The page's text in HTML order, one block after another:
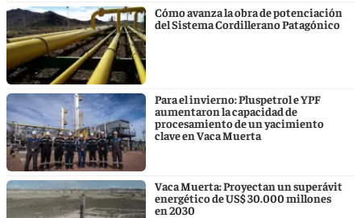
Cómo avanza la obra de potenciación
del Sistema Cordillerano Patagónico
Para el invierno: Pluspetrol e YPF
aumentaron la capacidad de
procesamiento de un yacimiento
clave en Vaca Muerta
Vaca Muerta: Proyectan un superávit
energético de US$ 30.000 millones
en 2030